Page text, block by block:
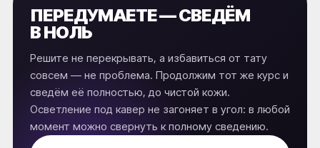
ПЕРЕДУМАЕТЕ — СВЕДЁМ
В НОЛЬ
Решите не перекрывать, а избавиться от тату
совсем — не проблема. Продолжим тот же курс и
сведём её полностью, до чистой кожи.
Осветление под кавер не загоняет в угол: в любой
момент можно свернуть к полному сведению.